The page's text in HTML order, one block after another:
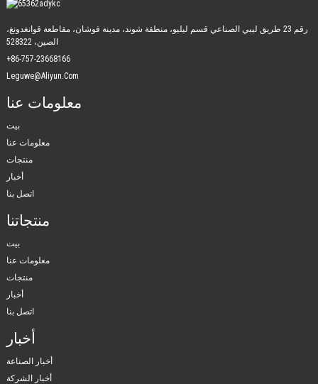
رقم 23 طريق ليبي الصناعي قسم ليليو، منطقة شوند، مدينة فوشان، مقاطعة قوانغدونغ،
الصين، 528322
+86-757-23668166
Leguwe@aliyun.com
معلومات عنا
بيت
معلومات عنا
منتجات
أخبار
اتصل بنا
منتجاتنا
بيت
معلومات عنا
منتجات
أخبار
اتصل بنا
أخبار
أخبار الصناعة
أخبار الشركة